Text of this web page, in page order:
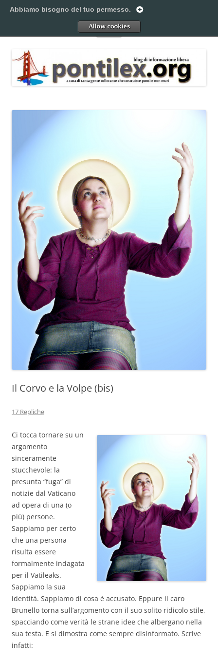
al
Pontilex
Menu
Il Corvo e la Volpe (bis)
17 Repliche
Ci tocca tornare su un
argomento
sinceramente
stucchevole: la
presunta “fuga” di
notizie dal Vaticano
ad opera di una (o
più) persone.
Sappiamo per certo
che una persona
risulta essere
formalmente indagata
per il Vatileaks.
Sappiamo la sua
identità. Sappiamo di cosa è accusato. Eppure il caro
Brunello torna sull’argomento con il suo solito ridicolo stile,
spacciando come verità le strane idee che albergano nella
sua testa. E si dimostra come sempre disinformato. Scrive
infatti:
Abbiamo bisogno del tuo permesso.